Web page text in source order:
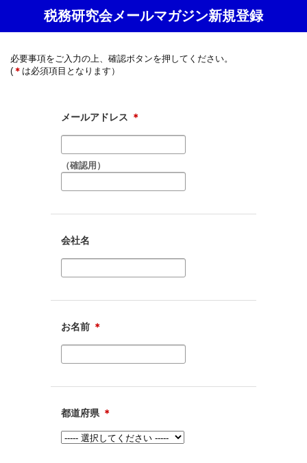
税務研究会メールマガジン新規登録
必要事項をご入力の上、確認ボタンを押してください。
( ＊ は必須項目となります）
メールアドレス ＊
（確認用）
会社名
お名前 ＊
都道府県 ＊